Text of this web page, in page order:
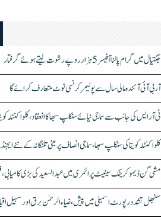
جگتیال میں گرام پالنا آفیسر 5 ہزار روپے رشوت لیتے ہوئے گرفتار
آر بی آئی آئندہ مالی سال سے پولیمر کرنسی نوٹ متعارف کرائے گا
ٹی آر ایس کی جانب سے سماجی نیائے سنکلپ سبھا کا انعقاد، کلواکنٹلہ
کلواکنٹلہ کویتا کی سنکلپ سبھا، سماجی انصاف پر مبنی تلنگانہ کے نئے
مشی گن ڈیموکریٹک سینیٹ پرائمری میں عبدالسعید کی بڑی کامیابی،
سنبھل تشدد رپورٹ اسمبلی میں پیش، ضیاء الرحمٰن برق اور سہیل